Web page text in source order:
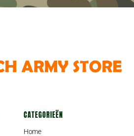
CATEGORIEËN
Home